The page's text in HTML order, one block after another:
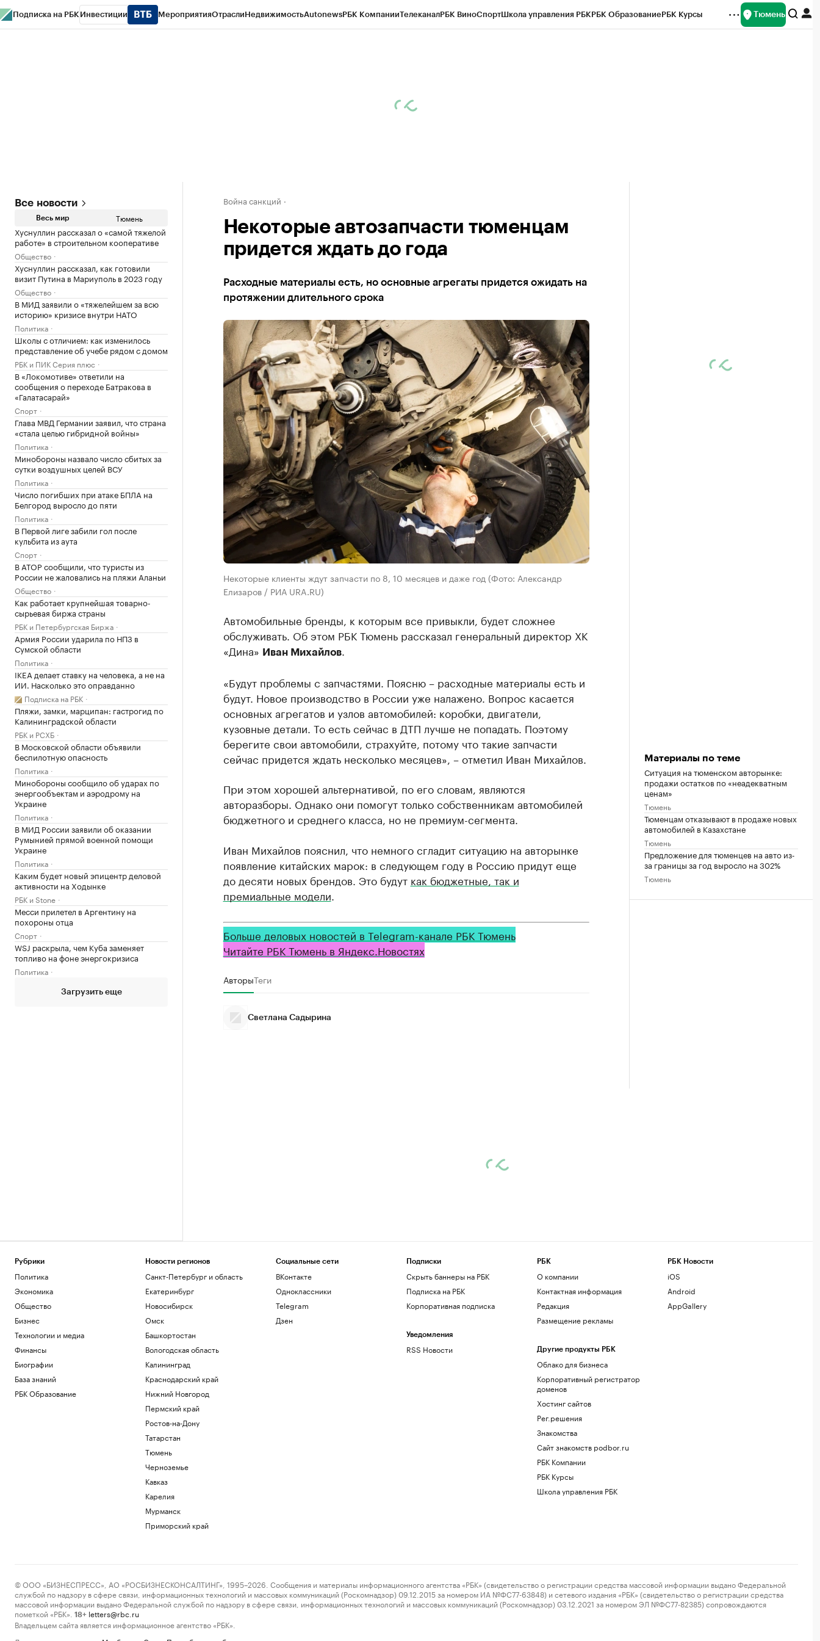
Подписка на РБК Инвестиции МероприятияОтраслиНедвижимостьAutonewsРБК КомпанииТелеканалРБК ВиноСпортШкола управления РБКРБК ОбразованиеРБК Курсы Тюмень
Все новости
Весь мир Тюмень
Хуснуллин рассказал о «самой тяжелой
работе» в строительном кооперативе
Общество
Хуснуллин рассказал, как готовили
визит Путина в Мариуполь в 2023 году
Общество
В МИД заявили о «тяжелейшем за всю
историю» кризисе внутри НАТО
Политика
Школы с отличием: как изменилось
представление об учебе рядом с домом
РБК и ПИК Серия плюс
В «Локомотиве» ответили на
сообщения о переходе Батракова в
«Галатасарай»
Спорт
Глава МВД Германии заявил, что страна
«стала целью гибридной войны»
Политика
Минобороны назвало число сбитых за
сутки воздушных целей ВСУ
Политика
Число погибших при атаке БПЛА на
Белгород выросло до пяти
Политика
В Первой лиге забили гол после
кульбита из аута
Спорт
В АТОР сообщили, что туристы из
России не жаловались на пляжи Аланьи
Общество
Как работает крупнейшая товарно-
сырьевая биржа страны
РБК и Петербургская Биржа
Армия России ударила по НПЗ в
Сумской области
Политика
IKEA делает ставку на человека, а не на
ИИ. Насколько это оправданно
Подписка на РБК
Пляжи, замки, марципан: гастрогид по
Калининградской области
РБК и РСХБ
В Московской области объявили
беспилотную опасность
Политика
Минобороны сообщило об ударах по
энергообъектам и аэродрому на
Украине
Политика
В МИД России заявили об оказании
Румынией прямой военной помощи
Украине
Политика
Каким будет новый эпицентр деловой
активности на Ходынке
РБК и Stone
Месси прилетел в Аргентину на
похороны отца
Спорт
WSJ раскрыла, чем Куба заменяет
топливо на фоне энергокризиса
Политика
Загрузить еще
Война санкций
Некоторые автозапчасти тюменцам
придется ждать до года
Расходные материалы есть, но основные агрегаты придется ожидать на
протяжении длительного срока
Некоторые клиенты ждут запчасти по 8, 10 месяцев и даже год (Фото: Александр
Елизаров / РИА URA.RU)
Автомобильные бренды, к которым все привыкли, будет сложнее
обслуживать. Об этом РБК Тюмень рассказал генеральный директор ХК
«Дина» Иван Михайлов.
«Будут проблемы с запчастями. Поясню – расходные материалы есть и
будут. Новое производство в России уже налажено. Вопрос касается
основных агрегатов и узлов автомобилей: коробки, двигатели,
кузовные детали. То есть сейчас в ДТП лучше не попадать. Поэтому
берегите свои автомобили, страхуйте, потому что такие запчасти
сейчас придется ждать несколько месяцев», – отметил Иван Михайлов.
При этом хорошей альтернативой, по его словам, являются
авторазборы. Однако они помогут только собственникам автомобилей
бюджетного и среднего класса, но не премиум-сегмента.
Иван Михайлов пояснил, что немного сгладит ситуацию на авторынке
появление китайских марок: в следующем году в Россию придут еще
до десяти новых брендов. Это будут как бюджетные, так и
премиальные модели
Больше деловых новостей в Telegram-канале РБК Тюмень
Читайте РБК Тюмень в Яндекс.Новостях
АвторыТеги
Светлана Садырина
Материалы по теме
Ситуация на тюменском авторынке:
продажи остатков по «неадекватным
ценам»
Тюмень
Тюменцам отказывают в продаже новых
автомобилей в Казахстане
Тюмень
Предложение для тюменцев на авто из-
за границы за год выросло на 302%
Тюмень
Рубрики
Политика
Экономика
Общество
Бизнес
Технологии и медиа
Финансы
Биографии
База знаний
РБК Образование
Новости регионов
Санкт-Петербург и область
Екатеринбург
Новосибирск
Омск
Башкортостан
Вологодская область
Калининград
Краснодарский край
Нижний Новгород
Пермский край
Ростов-на-Дону
Татарстан
Тюмень
Черноземье
Кавказ
Карелия
Мурманск
Приморский край
Социальные сети
ВКонтакте
Одноклассники
Telegram
Дзен
Подписки
Скрыть баннеры на РБК
Подписка на РБК
Корпоративная подписка
Уведомления
RSS Новости
РБК
О компании
Контактная информация
Редакция
Размещение рекламы
Другие продукты РБК
Облако для бизнеса
Корпоративный регистратор
доменов
Хостинг сайтов
Рег.решения
Знакомства
Сайт знакомств podbor.ru
РБК Компании
РБК Курсы
Школа управления РБК
РБК Новости
iOS
Android
AppGallery
© ООО «БИЗНЕСПРЕСС», АО «РОСБИЗНЕСКОНСАЛТИНГ», 1995–2026. Сообщения и материалы информационного агентства «РБК» (свидетельство о регистрации средства массовой информации выдано Федеральной
службой по надзору в сфере связи, информационных технологий и массовых коммуникаций (Роскомнадзор) 09.12.2015 за номером ИА №ФС77-63848) и сетевого издания «РБК» (свидетельство о регистрации средства
массовой информации выдано Федеральной службой по надзору в сфере связи, информационных технологий и массовых коммуникаций (Роскомнадзор) 03.12.2021 за номером ЭЛ №ФС77-82385) сопровождаются
пометкой «РБК».
18+ letters@rbc.ru
Владельцем сайта является информационное агентство «РБК».